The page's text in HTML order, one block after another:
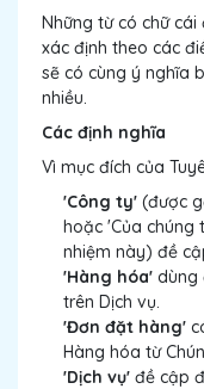
Những từ có chữ
xác định theo các
sẽ có cùng ý nghĩa
nhiều.
Các định nghĩa
Vì mục đích của
'Công ty' (được
hoặc 'Của chúng
nhiệm này) đề
'Hàng hóa' dùng
trên Dịch vụ.
'Đơn đặt hàng'
Hàng hóa từ
'Dịch vụ' đề cập